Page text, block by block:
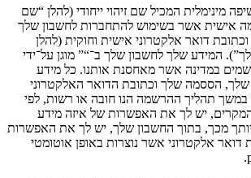
מינימלית המכיל שם זיהוי ייחודי (להלן “שם
אישית אשר בשימוש להתחברות לחשבון שלך
דואר אלקטרוני אישית וחוקית (להלן
המידע שלך לחשבון שלך ב־“” מוגן על־ידי
במדינה אשר מאחסנת אותנו. כל מידע
הססמה שלך וכתובת הדואר האלקטרוני
במשך תהליך ההרשמה הנו חובה או רשות, לפי
יש לך את האפשרות של איזה מידע
יותך מכך, בתוך החשבון שלך, יש לך את האפשרות
דואר אלקטרוני אשר נוצרות באופן אוטומטי